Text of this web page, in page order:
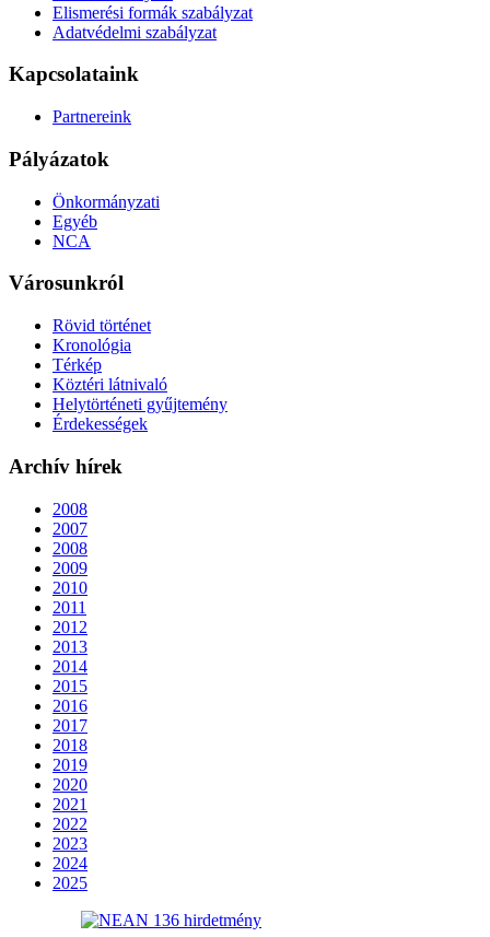
Elismerési formák szabályzat
Adatvédelmi szabályzat
Kapcsolataink
Partnereink
Pályázatok
Önkormányzati
Egyéb
NCA
Városunkról
Rövid történet
Kronológia
Térkép
Köztéri látnivaló
Helytörténeti gyűjtemény
Érdekességek
Archív hírek
2008
2007
2008
2009
2010
2011
2012
2013
2014
2015
2016
2017
2018
2019
2020
2021
2022
2023
2024
2025